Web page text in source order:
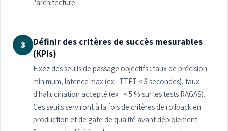
l'architecture.
3
Définir des critères de succès mesurables
(KPIs)
Fixez des seuils de passage objectifs : taux de précision
minimum, latence max (ex : TTFT < 3 secondes), taux
d'hallucination accepté (ex : < 5 % sur les tests RAGAS).
Ces seuils serviront à la fois de critères de rollback en
production et de gate de qualité avant déploiement.